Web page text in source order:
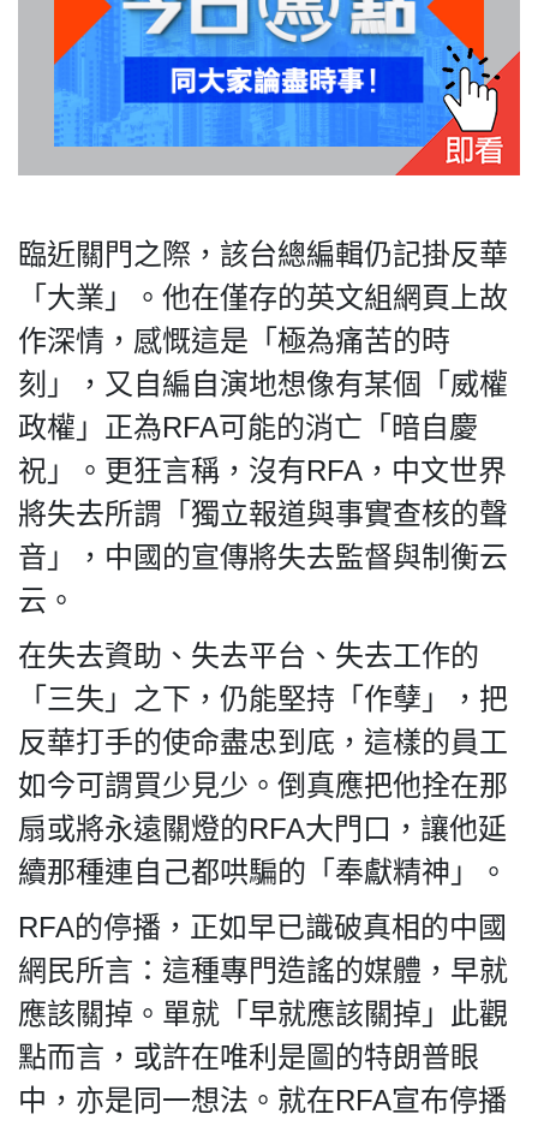
臨近關門之際，該台總編輯仍記掛反華
「大業」。他在僅存的英文組網頁上故
作深情，感慨這是「極為痛苦的時
刻」，又自編自演地想像有某個「威權
政權」正為RFA可能的消亡「暗自慶
祝」。更狂言稱，沒有RFA，中文世界
將失去所謂「獨立報道與事實查核的聲
音」，中國的宣傳將失去監督與制衡云
云。
在失去資助、失去平台、失去工作的
「三失」之下，仍能堅持「作孽」，把
反華打手的使命盡忠到底，這樣的員工
如今可謂買少見少。倒真應把他拴在那
扇或將永遠關燈的RFA大門口，讓他延
續那種連自己都哄騙的「奉獻精神」。
RFA的停播，正如早已識破真相的中國
網民所言：這種專門造謠的媒體，早就
應該關掉。單就「早就應該關掉」此觀
點而言，或許在唯利是圖的特朗普眼
中，亦是同一想法。就在RFA宣布停播